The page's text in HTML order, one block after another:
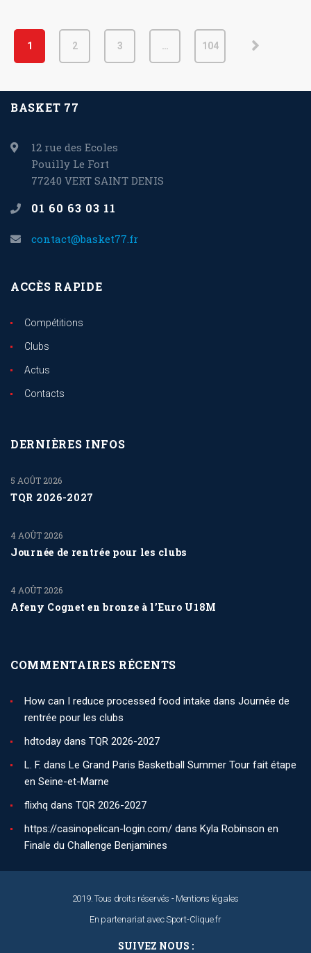
1 2 3 … 104
BASKET 77
12 rue des Ecoles
Pouilly Le Fort
77240 VERT SAINT DENIS
01 60 63 03 11
contact@basket77.fr
ACCÈS RAPIDE
Compétitions
Clubs
Actus
Contacts
DERNIÈRES INFOS
TQR 2026-2027
5 AOÛT 2026
Journée de rentrée pour les clubs
4 AOÛT 2026
Afeny Cognet en bronze à l’Euro U18M
4 AOÛT 2026
COMMENTAIRES RÉCENTS
How can I reduce processed food intake dans Journée de
rentrée pour les clubs
hdtoday dans TQR 2026-2027
L. F. dans Le Grand Paris Basketball Summer Tour fait étape
en Seine-et-Marne
flixhq dans TQR 2026-2027
https://casinopelican-login.com/ dans Kyla Robinson en
Finale du Challenge Benjamines
2019. Tous droits réservés - Mentions légales
En partenariat avecSport-Clique.fr
SUIVEZ NOUS :